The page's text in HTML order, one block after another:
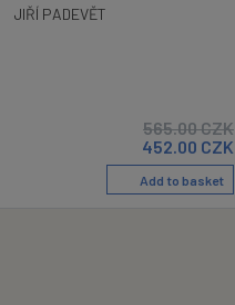
JIŘÍ PADEVĚT
565.00CZK
452.00 CZK
Add to basket